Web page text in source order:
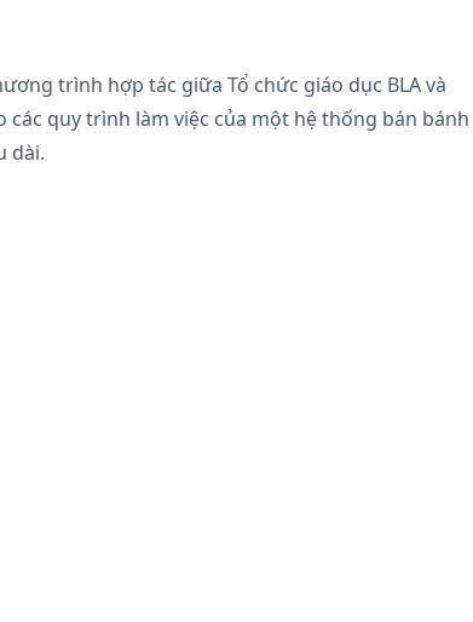
trình hợp tác giữa Tổ chức giáo dục BLA và
các quy trình làm việc của một hệ thống bán bánh
dài.